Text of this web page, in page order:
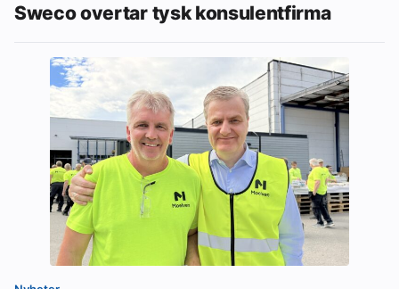
Sweco overtar tysk konsulentfirma